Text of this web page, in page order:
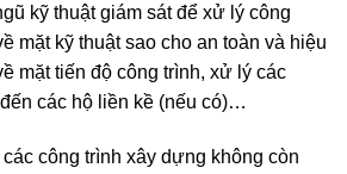
kỹ thuật giám sát để xử lý công
mặt kỹ thuật sao cho an toàn và hiệu
mặt tiến độ công trình, xử lý các
các hộ liền kề (nếu có)…
công trình xây dựng không còn